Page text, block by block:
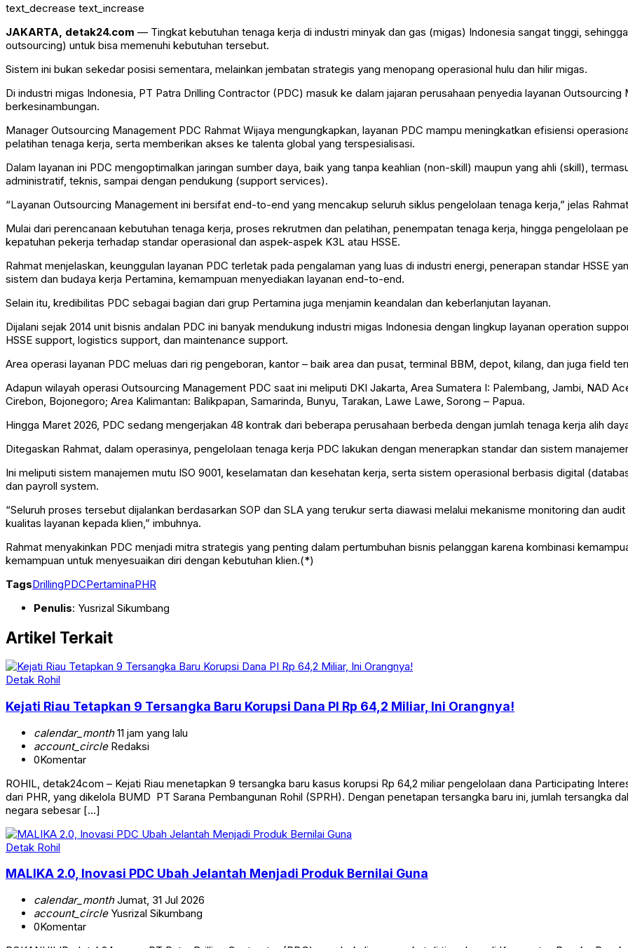
text_decrease text_increase
JAKARTA, detak24.com — Tingkat kebutuhan tenaga kerja di industri minyak dan gas (migas) Indonesia sangat tinggi,
outsourcing) untuk bisa memenuhi kebutuhan tersebut.
Sistem ini bukan sekedar posisi sementara, melainkan jembatan strategis yang menopang operasional hulu dan hilir migas.
Di industri migas Indonesia, PT Patra Drilling Contractor (PDC) masuk ke dalam jajaran perusahaan penyedia layanan
berkesinambungan.
Manager Outsourcing Management PDC Rahmat Wijaya mengungkapkan, layanan PDC mampu meningkatkan efisiensi
pelatihan tenaga kerja, serta memberikan akses ke talenta global yang terspesialisasi.
Dalam layanan ini PDC mengoptimalkan jaringan sumber daya, baik yang tanpa keahlian (non-skill) maupun yang ahli (skill),
administratif, teknis, sampai dengan pendukung (support services).
“Layanan Outsourcing Management ini bersifat end-to-end yang mencakup seluruh siklus pengelolaan tenaga kerja,” jelas
Mulai dari perencanaan kebutuhan tenaga kerja, proses rekrutmen dan pelatihan, penempatan tenaga kerja, hingga pengelolaan
kepatuhan pekerja terhadap standar operasional dan aspek-aspek K3L atau HSSE.
Rahmat menjelaskan, keunggulan layanan PDC terletak pada pengalaman yang luas di industri energi, penerapan standar HSSE
sistem dan budaya kerja Pertamina, kemampuan menyediakan layanan end-to-end.
Selain itu, kredibilitas PDC sebagai bagian dari grup Pertamina juga menjamin keandalan dan keberlanjutan layanan.
Dijalani sejak 2014 unit bisnis andalan PDC ini banyak mendukung industri migas Indonesia dengan lingkup layanan operation
HSSE support, logistics support, dan maintenance support.
Area operasi layanan PDC meluas dari rig pengeboran, kantor – baik area dan pusat, terminal BBM, depot, kilang, dan juga field
Adapun wilayah operasi Outsourcing Management PDC saat ini meliputi DKI Jakarta, Area Sumatera I: Palembang, Jambi, NAD
Cirebon, Bojonegoro; Area Kalimantan: Balikpapan, Samarinda, Bunyu, Tarakan, Lawe Lawe, Sorong – Papua.
Hingga Maret 2026, PDC sedang mengerjakan 48 kontrak dari beberapa perusahaan berbeda dengan jumlah tenaga kerja alih
Ditegaskan Rahmat, dalam operasinya, pengelolaan tenaga kerja PDC lakukan dengan menerapkan standar dan sistem
Ini meliputi sistem manajemen mutu ISO 9001, keselamatan dan kesehatan kerja, serta sistem operasional berbasis digital
dan payroll system.
“Seluruh proses tersebut dijalankan berdasarkan SOP dan SLA yang terukur serta diawasi melalui mekanisme monitoring dan
kualitas layanan kepada klien,” imbuhnya.
Rahmat menyakinkan PDC menjadi mitra strategis yang penting dalam pertumbuhan bisnis pelanggan karena kombinasi
kemampuan untuk menyesuaikan diri dengan kebutuhan klien.(*)
TagsDrillingPDCPertaminaPHR
Penulis: Yusrizal Sikumbang
Artikel Terkait
Detak Rohil
Kejati Riau Tetapkan 9 Tersangka Baru Korupsi Dana PI Rp 64,2 Miliar, Ini Orangnya!
calendar_month11 jam yang lalu
account_circleRedaksi
0Komentar
ROHIL, detak24com – Kejati Riau menetapkan 9 tersangka baru kasus korupsi Rp 64,2 miliar pengelolaan dana Participating
dari PHR, yang dikelola BUMD PT Sarana Pembangunan Rohil (SPRH). Dengan penetapan tersangka baru ini, jumlah tersangka
negara sebesar […]
Detak Rohil
MALIKA 2.0, Inovasi PDC Ubah Jelantah Menjadi Produk Bernilai Guna
calendar_monthJumat, 31 Jul 2026
account_circleYusrizal Sikumbang
0Komentar